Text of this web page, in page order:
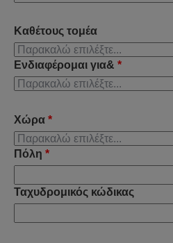
Καθέτους τομέα
Ενδιαφέρομαι για& *
Χώρα *
Πόλη *
Ταχυδρομικός κώδικας